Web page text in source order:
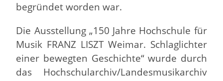
begründet worden war.
Die Ausstellung „150 Jahre Hochschule für
Musik FRANZ LISZT Weimar. Schlaglichter
einer bewegten Geschichte“ wurde durch
das Hochschularchiv/Landesmusikarchiv